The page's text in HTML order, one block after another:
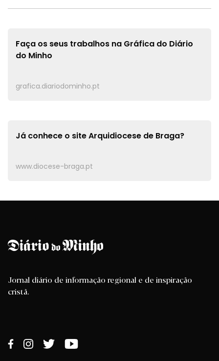
Faça os seus trabalhos na Gráfica do Diário
do Minho
grafica.diariodominho.pt
Já conhece o siteArquidiocese de Braga?
www.diocese-braga.pt
Jornal diário de informação regional e de inspiração
cristã.